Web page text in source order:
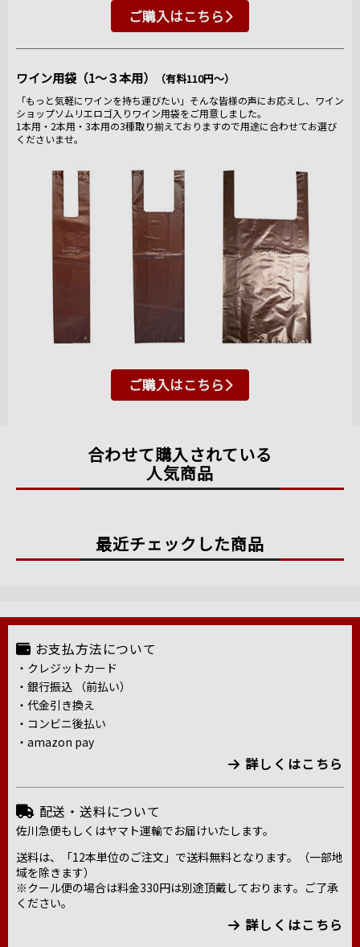
ご購入はこちら
ワイン用袋（1～３本用） （有料110円～）
「もっと気軽にワインを持ち運びたい」そんな皆様の声にお応えし、ワイン
ショップソムリエロゴ入りワイン用袋をご用意しました。
1本用・2本用・3本用の3種取り揃えておりますので用途に合わせてお選び
くださいませ。
ご購入はこちら
合わせて購入されている
人気商品
最近チェックした商品
お支払方法について
・クレジットカード
・銀行振込 （前払い）
・代金引き換え
・コンビニ後払い
・amazon pay
詳しくはこちら
配送・送料について
佐川急便もしくはヤマト運輸でお届けいたします。
送料は、「12本単位のご注文」で送料無料となります。（一部地
域を除きます）
※クール便の場合は料金330円は別途頂戴しております。ご了承
ください。
詳しくはこちら